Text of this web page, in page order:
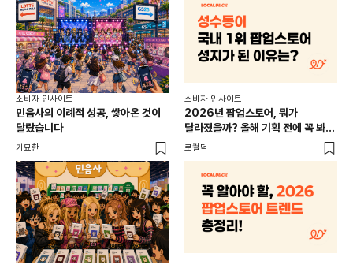
소비자 인사이트
민음사의 이례적 성공, 쌓아온 것이
달랐습니다
기묘한
소비자 인사이트
2026년 팝업스토어, 뭐가
달라졌을까? 올해 기획 전에 꼭 봐야
할 트렌드 4가지
로컬덕